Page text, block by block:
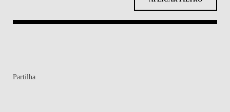
Partilha